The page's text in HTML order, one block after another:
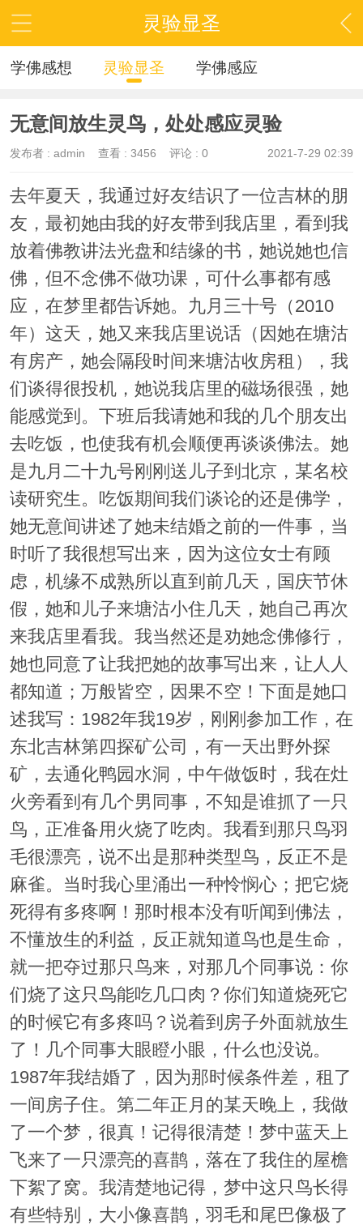
灵验显圣
学佛感想 灵验显圣 学佛感应
无意间放生灵鸟，处处感应灵验
2021-7-29 02:39
发布者 : admin 查看 : 3456 评论 : 0
去年夏天，我通过好友结识了一位吉林的朋
友，最初她由我的好友带到我店里，看到我
放着佛教讲法光盘和结缘的书，她说她也信
佛，但不念佛不做功课，可什么事都有感
应，在梦里都告诉她。九月三十号（2010
年）这天，她又来我店里说话（因她在塘沽
有房产，她会隔段时间来塘沽收房租），我
们谈得很投机，她说我店里的磁场很强，她
能感觉到。下班后我请她和我的几个朋友出
去吃饭，也使我有机会顺便再谈谈佛法。她
是九月二十九号刚刚送儿子到北京，某名校
读研究生。吃饭期间我们谈论的还是佛学，
她无意间讲述了她未结婚之前的一件事，当
时听了我很想写出来，因为这位女士有顾
虑，机缘不成熟所以直到前几天，国庆节休
假，她和儿子来塘沽小住几天，她自己再次
来我店里看我。我当然还是劝她念佛修行，
她也同意了让我把她的故事写出来，让人人
都知道；万般皆空，因果不空！下面是她口
述我写：1982年我19岁，刚刚参加工作，在
东北吉林第四探矿公司，有一天出野外探
矿，去通化鸭园水洞，中午做饭时，我在灶
火旁看到有几个男同事，不知是谁抓了一只
鸟，正准备用火烧了吃肉。我看到那只鸟羽
毛很漂亮，说不出是那种类型鸟，反正不是
麻雀。当时我心里涌出一种怜悯心；把它烧
死得有多疼啊！那时根本没有听闻到佛法，
不懂放生的利益，反正就知道鸟也是生命，
就一把夺过那只鸟来，对那几个同事说：你
们烧了这只鸟能吃几口肉？你们知道烧死它
的时候它有多疼吗？说着到房子外面就放生
了！几个同事大眼瞪小眼，什么也没说。
1987年我结婚了，因为那时候条件差，租了
一间房子住。第二年正月的某天晚上，我做
了一个梦，很真！记得很清楚！梦中蓝天上
飞来了一只漂亮的喜鹊，落在了我住的屋檐
下絮了窝。我清楚地记得，梦中这只鸟长得
有些特别，大小像喜鹊，羽毛和尾巴像极了